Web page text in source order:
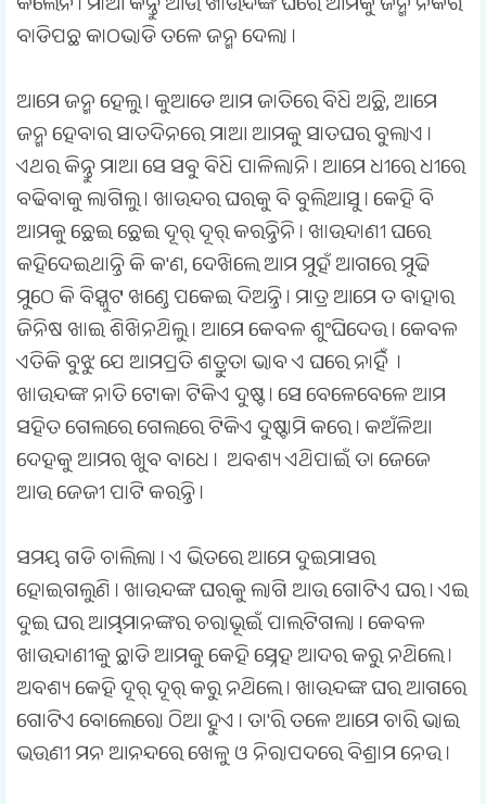
କଲେନି । ମାଆ କିନ୍ତୁ ଆଉ ଖାଉନ୍ଦଙ୍କ ଘରେ ଆମକୁ ଜନ୍ମ ନକରି
ବାଡିପଛ କାଠଭାଡି ତଳେ ଜନ୍ମ ଦେଲା ।
ଆମେ ଜନ୍ମ ହେଲୁ । କୁଆଡେ ଆମ ଜାତିରେ ବିଧି ଅଛି, ଆମେ
ଜନ୍ମ ହେବାର ସାତଦିନରେ ମାଆ ଆମକୁ ସାତଘର ବୁଲାଏ ।
ଏଥର କିନ୍ତୁ ମାଆ ସେ ସବୁ ବିଧି ପାଳିଲାନି । ଆମେ ଧୀରେ ଧୀରେ
ବଢିବାକୁ ଲାଗିଲୁ । ଖାଉନ୍ଦର ଘରକୁ ବି ବୁଲିଆସୁ । କେହି ବି
ଆମକୁ ଛେଇ ଛେଇ ଦୂର୍ ଦୂର୍ କରନ୍ତିନି । ଖାଉନ୍ଦାଣୀ ଘରେ
କହିଦେଇଥାନ୍ତି କି କ'ଣ, ଦେଖିଲେ ଆମ ମୁହଁ ଆଗରେ ମୁଢି
ମୁଠେ କି ବିସ୍କୁଟ ଖଣ୍ଡେ ପକେଇ ଦିଅନ୍ତି । ମାତ୍ର ଆମେ ତ ବାହାର
ଜିନିଷ ଖାଇ ଶିଖିନଥିଲୁ । ଆମେ କେବଳ ଶୁଂଘିଦେଉ । କେବଳ
ଏତିକି ବୁଝୁ ଯେ ଆମପ୍ରତି ଶତ୍ରୁତା ଭାବ ଏ ଘରେ ନାହିଁ ।
ଖାଉନ୍ଦଙ୍କ ନାତି ଟୋକା ଟିକିଏ ଦୁଷ୍ଟ । ସେ ବେଳେବେଳେ ଆମ
ସହିତ ଗେଲରେ ଗେଲରେ ଟିକିଏ ଦୁଷ୍ଟାମି କରେ । କଅଁଳିଆ
ଦେହକୁ ଆମର ଖୁବ ବାଧେ । ଅବଶ୍ୟ ଏଥିପାଇଁ ତା ଜେଜେ
ଆଉ ଜେଜୀ ପାଟି କରନ୍ତି ।
ସମୟ ଗଡି ଚାଲିଲା । ଏ ଭିତରେ ଆମେ ଦୁଇମାସର
ହୋଇଗଲୁଣି । ଖାଉନ୍ଦଙ୍କ ଘରକୁ ଲାଗି ଆଉ ଗୋଟିଏ ଘର । ଏଇ
ଦୁଇ ଘର ଆମ୍ଭମାନଙ୍କର ଚରାଭୂଇଁ ପାଲଟିଗଲା । କେବଳ
ଖାଉନ୍ଦାଣୀକୁ ଛାଡି ଆମକୁ କେହି ସ୍ନେହ ଆଦର କରୁ ନଥିଲେ ।
ଅବଶ୍ୟ କେହି ଦୂର୍ ଦୂର୍ କରୁ ନଥିଲେ । ଖାଉନ୍ଦଙ୍କ ଘର ଆଗରେ
ଗୋଟିଏ ବୋଲେରୋ ଠିଆ ହୁଏ । ତା'ରି ତଳେ ଆମେ ଚାରି ଭାଇ
ଭଉଣୀ ମନ ଆନନ୍ଦରେ ଖେଳୁ ଓ ନିରାପଦରେ ବିଶ୍ରାମ ନେଉ ।